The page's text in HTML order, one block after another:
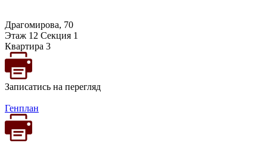
Драгомирова, 70
Этаж 12 Секция 1
Квартира 3
Записатись на перегляд
Генплан